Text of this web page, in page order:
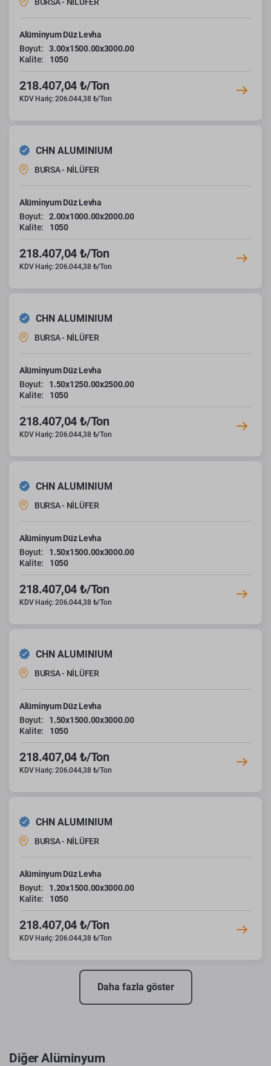
Alüminyum Düz Levha
Boyut:
3.00x1500.00x3000.00
Kalite:
1050
218.407,04 ₺/Ton
KDV Hariç: 206.044,38 ₺/Ton
CHN ALUMINIUM
BURSA - NİLÜFER
Alüminyum Düz Levha
Boyut:
2.00x1000.00x2000.00
Kalite:
1050
218.407,04 ₺/Ton
KDV Hariç: 206.044,38 ₺/Ton
CHN ALUMINIUM
BURSA - NİLÜFER
Alüminyum Düz Levha
Boyut:
1.50x1250.00x2500.00
Kalite:
1050
218.407,04 ₺/Ton
KDV Hariç: 206.044,38 ₺/Ton
CHN ALUMINIUM
BURSA - NİLÜFER
Alüminyum Düz Levha
Boyut:
1.50x1500.00x3000.00
Kalite:
1050
218.407,04 ₺/Ton
KDV Hariç: 206.044,38 ₺/Ton
CHN ALUMINIUM
BURSA - NİLÜFER
Alüminyum Düz Levha
Boyut:
1.50x1500.00x3000.00
Kalite:
1050
218.407,04 ₺/Ton
KDV Hariç: 206.044,38 ₺/Ton
CHN ALUMINIUM
BURSA - NİLÜFER
Alüminyum Düz Levha
Boyut:
1.20x1500.00x3000.00
Kalite:
1050
218.407,04 ₺/Ton
KDV Hariç: 206.044,38 ₺/Ton
Daha fazla göster
Diğer Alüminyum